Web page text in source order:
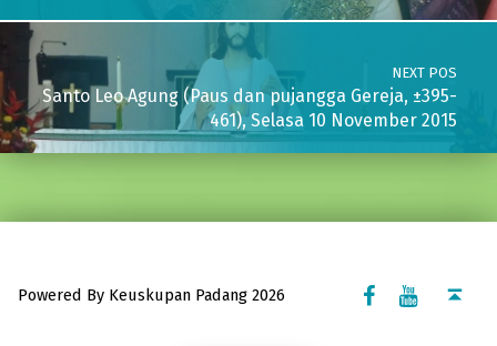
NEXT POS
Santo Leo Agung (Paus dan pujangga Gereja, ±395-
461), Selasa 10 November 2015
Powered By Keuskupan Padang 2026